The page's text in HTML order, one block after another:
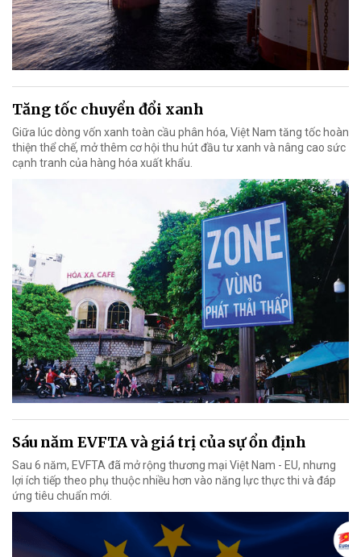
Tăng tốc chuyển đổi xanh
Giữa lúc dòng vốn xanh toàn cầu phân hóa, Việt Nam tăng tốc hoàn
thiện thể chế, mở thêm cơ hội thu hút đầu tư xanh và nâng cao sức
cạnh tranh của hàng hóa xuất khẩu.
Sáu năm EVFTA và giá trị của sự ổn định
Sau 6 năm, EVFTA đã mở rộng thương mại Việt Nam - EU, nhưng
lợi ích tiếp theo phụ thuộc nhiều hơn vào năng lực thực thi và đáp
ứng tiêu chuẩn mới.